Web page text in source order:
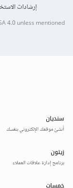
إرشادات
4.0unless mentioned